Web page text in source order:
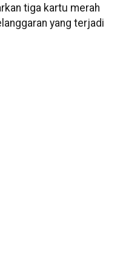
tiga kartu merah
yang terjadi